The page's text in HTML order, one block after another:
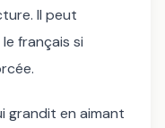
Il peut
français si
grandit en aimant